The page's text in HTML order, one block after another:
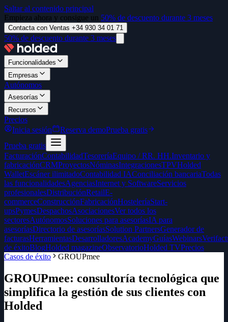
Saltar al contenido principal
Empieza ahora y consigue un 50% de descuento durante 3 meses
Contacta con Ventas +34 930 34 01 71
50% de descuento durante 3 meses
Funcionalidades
Empresas
Autónomos
Asesorías
Recursos
Precios
Inicia sesión
Reserva demoPrueba gratis
Prueba gratis
FacturaciónContabilidadTesoreríaEquipo / RR. HH.Inventario y
fabricaciónCRMProyectosNóminasIntegracionesTPVHolded
WalletEscáner ilimitadoContabilidad IAConciliación bancariaTodas
las funcionalidadesAgenciasInternet y SoftwareServicios
profesionalesDistribuciónRetailE-
commerceConstrucciónFabricaciónHosteleríaStart-
upsPymesDespachosAsociacionesVer todos los
sectoresAutónomosSoluciones para asesoríasIA para
asesoríasDirectorio de asesoríasSolution PartnersGenerador de
facturasHerramientasDesarrolladoresAcademyGuíasWebinars
de éxitoBlogHolded magazineObservatorioHolded TVPrecios
Casos de éxito
GROUPmee
GROUPmee: consultoría tecnológica que
simplifica la gestión de sus clientes con
Holded